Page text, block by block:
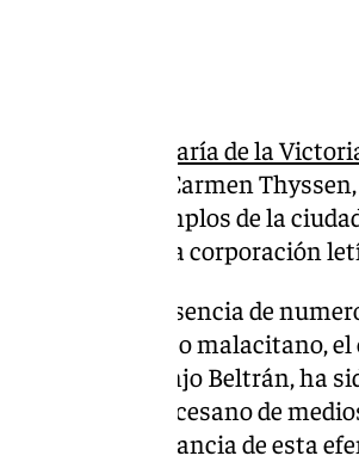
de Santa María de la
del Museo Carmen
a siete templos de la
fundación de la corporación
sala con presencia de
clero eclesiástico malacitano,
Francisco Naranjo Beltrán, ha
y delegado diocesano de
la importancia de esta